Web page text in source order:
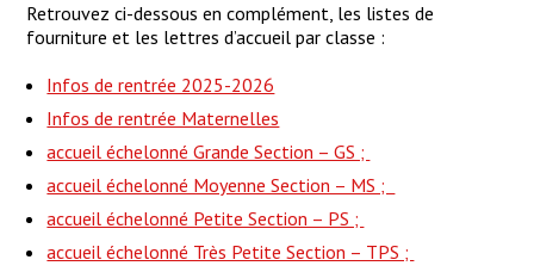
Retrouvez ci-dessous en complément, les listes de
fourniture et les lettres d’accueil par classe :
Infos de rentrée 2025-2026
Infos de rentrée Maternelles
accueil échelonné Grande Section – GS ;
accueil échelonné Moyenne Section – MS ;
accueil échelonné Petite Section – PS ;
accueil échelonné Très Petite Section – TPS ;